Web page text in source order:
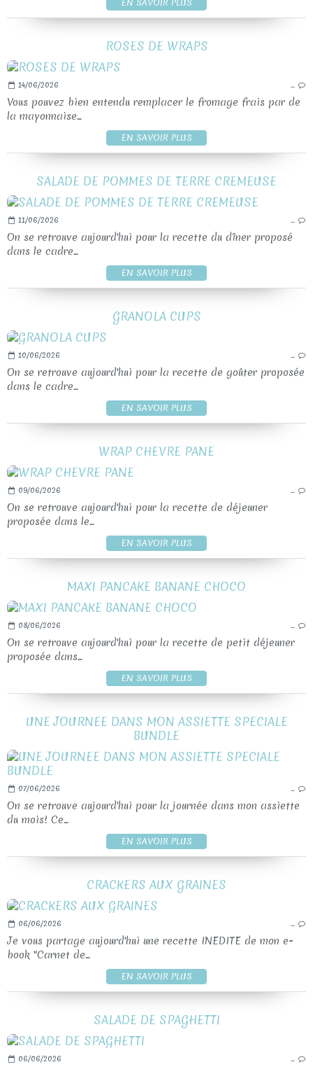
EN SAVOIR PLUS
ROSES DE WRAPS
14/06/2026 …
Vous pouvez bien entendu remplacer le fromage frais par de
la mayonnaise...
EN SAVOIR PLUS
SALADE DE POMMES DE TERRE CREMEUSE
11/06/2026 …
On se retrouve aujourd'hui pour la recette du dîner proposé
dans le cadre...
EN SAVOIR PLUS
GRANOLA CUPS
10/06/2026 …
On se retrouve aujourd'hui pour la recette de goûter proposée
dans le cadre...
EN SAVOIR PLUS
WRAP CHEVRE PANE
09/06/2026 …
On se retrouve aujourd'hui pour la recette de déjeuner
proposée dans le...
EN SAVOIR PLUS
MAXI PANCAKE BANANE CHOCO
08/06/2026 …
On se retrouve aujourd'hui pour la recette de petit déjeuner
proposée dans...
EN SAVOIR PLUS
UNE JOURNEE DANS MON ASSIETTE SPECIALE
BUNDLE
07/06/2026 …
On se retrouve aujourd'hui pour la journée dans mon assiette
du mois! Ce...
EN SAVOIR PLUS
CRACKERS AUX GRAINES
06/06/2026 …
Je vous partage aujourd'hui une recette INEDITE de mon e-
book "Carnet de...
EN SAVOIR PLUS
SALADE DE SPAGHETTI
06/06/2026 …